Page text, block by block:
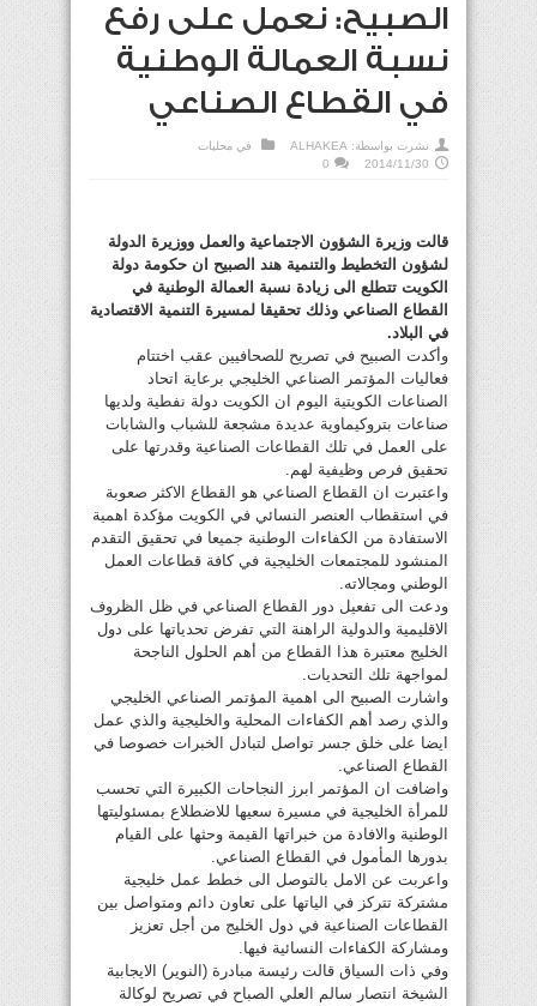
الصبيح: نعمل على رفع
نسبة العمالة الوطنية
في القطاع الصناعي
نشرت بواسطة: ALHAKEA في محليات
2014/11/30
0
قالت وزيرة الشؤون الاجتماعية والعمل ووزيرة الدولة
لشؤون التخطيط والتنمية هند الصبيح ان حكومة دولة
الكويت تتطلع الى زيادة نسبة العمالة الوطنية في
القطاع الصناعي وذلك تحقيقا لمسيرة التنمية الاقتصادية
في البلاد.
وأكدت الصبيح في تصريح للصحافيين عقب اختتام
فعاليات المؤتمر الصناعي الخليجي برعاية اتحاد
الصناعات الكويتية اليوم ان الكويت دولة نفطية ولديها
صناعات بتروكيماوية عديدة مشجعة للشباب والشابات
على العمل في تلك القطاعات الصناعية وقدرتها على
تحقيق فرص وظيفية لهم.
واعتبرت ان القطاع الصناعي هو القطاع الاكثر صعوبة
في استقطاب العنصر النسائي في الكويت مؤكدة اهمية
الاستفادة من الكفاءات الوطنية جميعا في تحقيق التقدم
المنشود للمجتمعات الخليجية في كافة قطاعات العمل
الوطني ومجالاته.
ودعت الى تفعيل دور القطاع الصناعي في ظل الظروف
الاقليمية والدولية الراهنة التي تفرض تحدياتها على دول
الخليج معتبرة هذا القطاع من أهم الحلول الناجحة
لمواجهة تلك التحديات.
واشارت الصبيح الى اهمية المؤتمر الصناعي الخليجي
والذي رصد أهم الكفاءات المحلية والخليجية والذي عمل
ايضا على خلق جسر تواصل لتبادل الخبرات خصوصا في
القطاع الصناعي.
واضافت ان المؤتمر ابرز النجاحات الكبيرة التي تحسب
للمرأة الخليجية في مسيرة سعيها للاضطلاع بمسئوليتها
الوطنية والافادة من خبراتها القيمة وحثها على القيام
بدورها المأمول في القطاع الصناعي.
واعربت عن الامل بالتوصل الى خطط عمل خليجية
مشتركة تتركز في الياتها على تعاون دائم ومتواصل بين
القطاعات الصناعية في دول الخليج من أجل تعزيز
ومشاركة الكفاءات النسائية فيها.
وفي ذات السياق قالت رئيسة مبادرة (النوير) الايجابية
الشيخة انتصار سالم العلي الصباح في تصريح لوكالة